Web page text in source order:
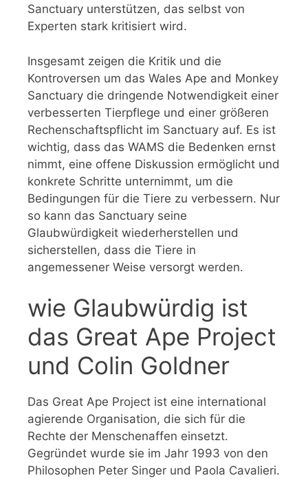
Sanctuary unterstützen, das selbst von
Experten stark kritisiert wird.
Insgesamt zeigen die Kritik und die
Kontroversen um das Wales Ape and Monkey
Sanctuary die dringende Notwendigkeit einer
verbesserten Tierpflege und einer größeren
Rechenschaftspflicht im Sanctuary auf. Es ist
wichtig, dass das WAMS die Bedenken ernst
nimmt, eine offene Diskussion ermöglicht und
konkrete Schritte unternimmt, um die
Bedingungen für die Tiere zu verbessern. Nur
so kann das Sanctuary seine
Glaubwürdigkeit wiederherstellen und
sicherstellen, dass die Tiere in
angemessener Weise versorgt werden.
wie Glaubwürdig ist
das Great Ape Project
und Colin Goldner
Das Great Ape Project ist eine international
agierende Organisation, die sich für die
Rechte der Menschenaffen einsetzt.
Gegründet wurde sie im Jahr 1993 von den
Philosophen Peter Singer und Paola Cavalieri.